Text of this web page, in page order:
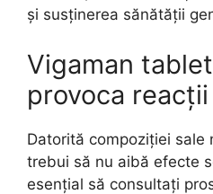
și susținerea sănătății
Vigaman
provoca
Datorită compoziției sale
trebui să nu aibă efecte
esențial să consultați